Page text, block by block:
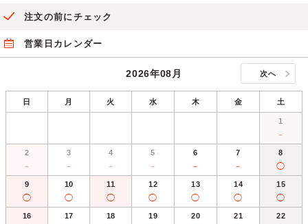
注文の前にチェック
営業日カレンダー
2026年08月 次へ
日 月 火 水 木 金 土
1
－
2
－
3
－
4
－
5
－
6
－
7
－
8
◯
9
◯
10
◯
11
◯
12
◯
13
◯
14
◯
15
◯
16 17 18 19 20 21 22